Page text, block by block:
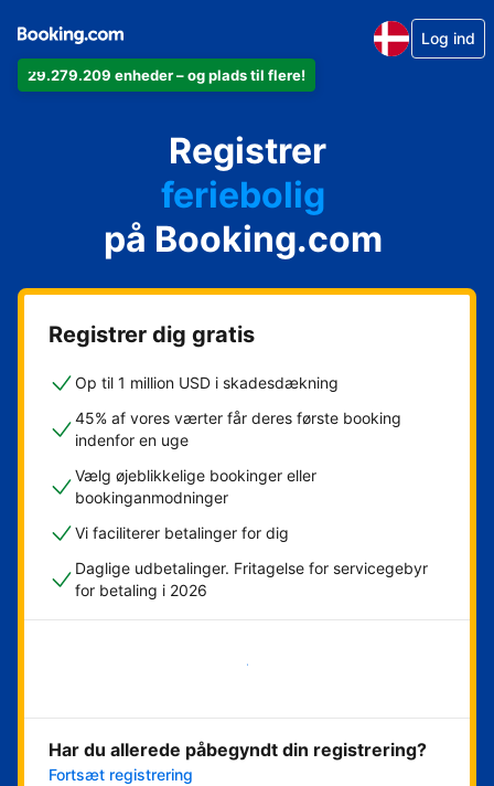
29.279.209 enheder – og plads til flere!
Log ind
Registrer
din lejlighed
dit hotel
feriebolig
dit pensionat
dit bed & breakfast
på Booking.com
Registrer dig gratis
Op til 1 million USD i skadesdækning
45% af vores værter får deres første booking
indenfor en uge
Vælg øjeblikkelige bookinger eller
bookinganmodninger
Vi faciliterer betalinger for dig
Daglige udbetalinger. Fritagelse for servicegebyr
for betaling i 2026
Kom i gang med det samme
Har du allerede påbegyndt din registrering?
Fortsæt registrering